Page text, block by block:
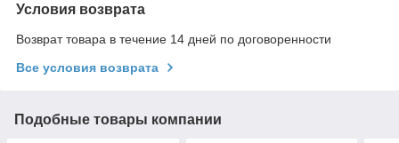
Условия возврата
Возврат товара в течение 14 дней по договоренности
Все условия возврата
Подобные товары компании